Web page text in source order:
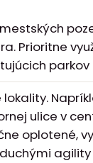
Prioritne
parkov
ulice v
oplotené,
agility